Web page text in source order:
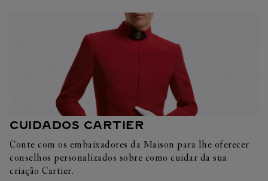
CUIDADOS CARTIER
Conte com os embaixadores da Maison para lhe oferecer
conselhos personalizados sobre como cuidar da sua
criação Cartier.